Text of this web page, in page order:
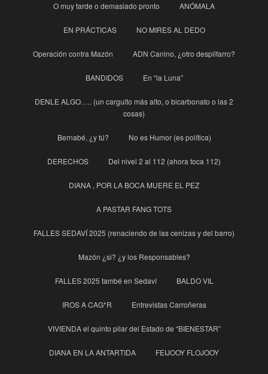
O muy tarde o demasiado pronto ANÓMALA
EN PRÁCTICAS NO MIRES AL DEDO
Operación contra Mazón ADN Canino, ¿otro despilfarro?
BANDIDOS En “la Luna”
DENLE ALGO….. (un carguito más alto, o bicarbonato o las 2
cosas)
Bernabé, ¿y tú? No es Humor (es política)
DERECHOS Del nivel 2 al 112 (ahora toca 112)
DIANA , POR LA BOCA MUERE EL PEZ
A PASTAR FANG TOTS
FALLES SEDAVÍ 2025 (renaciendo de las cenizas y del barro)
Mazón ¿si? ¿y los Responsables?
FALLES 2025 també en Sedaví BALDO VIL
IROS A CAG*R Entrevistas Carroñeras
VIVIENDA el quinto pilar del Estado de “BIENESTAR”
DIANA EN LA ANTARTIDA FEIJOOY FLOJOOY